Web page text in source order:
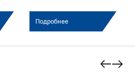
Подробнее